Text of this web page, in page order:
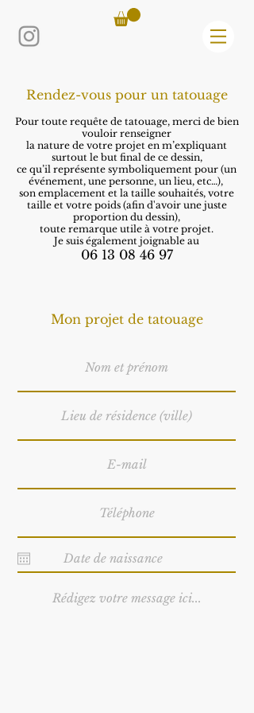
Rendez-vous pour un tatouage
Pour toute requête de tatouage, merci de bien
vouloir renseigner
la nature de votre projet en m’expliquant
surtout le but final de ce dessin,
ce qu’il représente symboliquement pour (un
événement, une personne, un lieu, etc…),
son emplacement et la taille souhaités, votre
taille et votre poids (afin d'avoir une juste
proportion du dessin),
toute remarque utile à votre projet.
Je suis également joignable au
06 13 08 46 97
Mon projet de tatouage